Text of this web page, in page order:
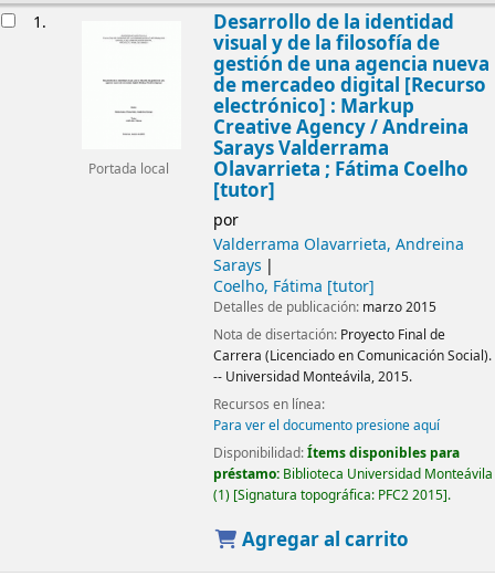
1.
Portada local
Desarrollo de la identidad
visual y de la filosofía de
gestión de una agencia nueva
de mercadeo digital [Recurso
electrónico] : Markup
Creative Agency /Andreina
Sarays Valderrama
Olavarrieta ; Fátima Coelho
[tutor]
por
Valderrama Olavarrieta, Andreina
Sarays
Coelho, Fátima [tutor]
Detalles de publicación: marzo 2015
Nota de disertación: Proyecto Final de
Carrera (Licenciado en Comunicación Social).
-- Universidad Monteávila, 2015.
Recursos en línea:
Para ver el documento presione aquí
Disponibilidad:Ítems disponibles para
préstamo: Biblioteca Universidad Monteávila
(1) Signatura topográfica: PFC2 2015 .
Agregar al carrito